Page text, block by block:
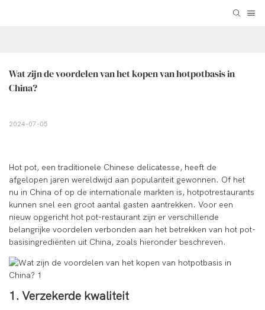
Wat zijn de voordelen van het kopen van hotpotbasis in
China?
2024-07-05
Hot pot, een traditionele Chinese delicatesse, heeft de
afgelopen jaren wereldwijd aan populariteit gewonnen. Of het
nu in China of op de internationale markten is, hotpotrestaurants
kunnen snel een groot aantal gasten aantrekken. Voor een
nieuw opgericht hot pot-restaurant zijn er verschillende
belangrijke voordelen verbonden aan het betrekken van hot pot-
basisingrediënten uit China, zoals hieronder beschreven.
1. Verzekerde kwaliteit